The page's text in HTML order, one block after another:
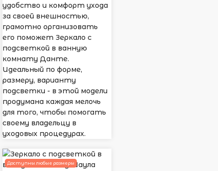
удобство и комфорт ухода
за своей внешностью,
грамотно организовать
его поможет Зеркало с
подсветкой в ванную
комнату Данте.
Идеальный по форме,
размеру, варианту
подсветки - в этой модели
продумана каждая мелочь
для того, чтобы помогать
своему владельцу в
уходовых процедурах.
Доступны любые размеры